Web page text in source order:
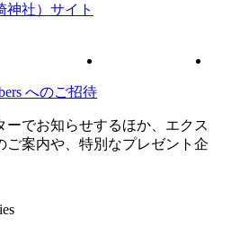
神社）サイト
へのご招待
ーでお知らせするほか、エクス
ご案内や、特別なプレゼント企